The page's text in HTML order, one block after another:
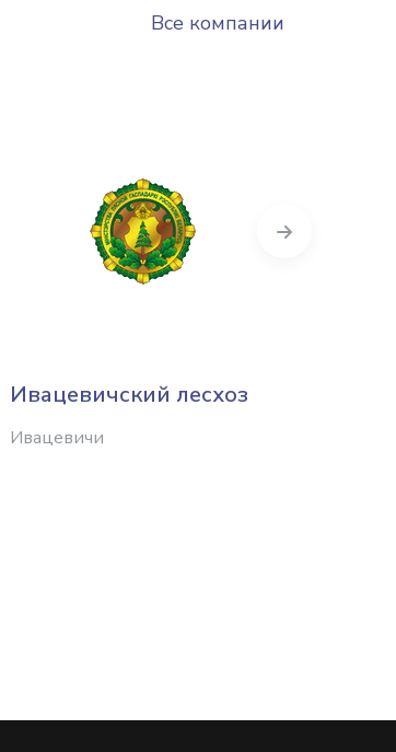
Все компании
Ивацевичский лесхоз
Ивацевичи